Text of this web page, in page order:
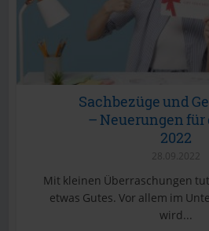
Sachbezüge und
– Neuerungen für
2022
28.09.2022
Mit kleinen Überraschungen
etwas Gutes. Vor allem im
wird...